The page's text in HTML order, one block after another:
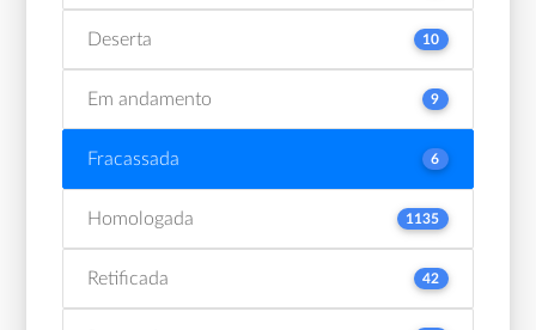
Deserta 10
Em andamento 9
Fracassada 6
Homologada 1135
Retificada 42